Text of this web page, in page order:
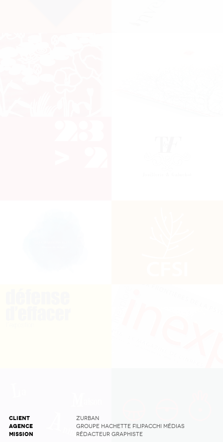
CLIENT ZURBAN
AGENCE GROUPE HACHETTE FILIPACCHI MÉDIAS
MISSION RÉDACTEUR GRAPHISTE